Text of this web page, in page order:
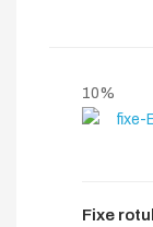
10%
Fixe